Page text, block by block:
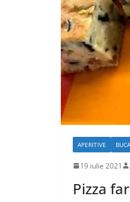
APERITIVE
19 iulie 2021
Pizza